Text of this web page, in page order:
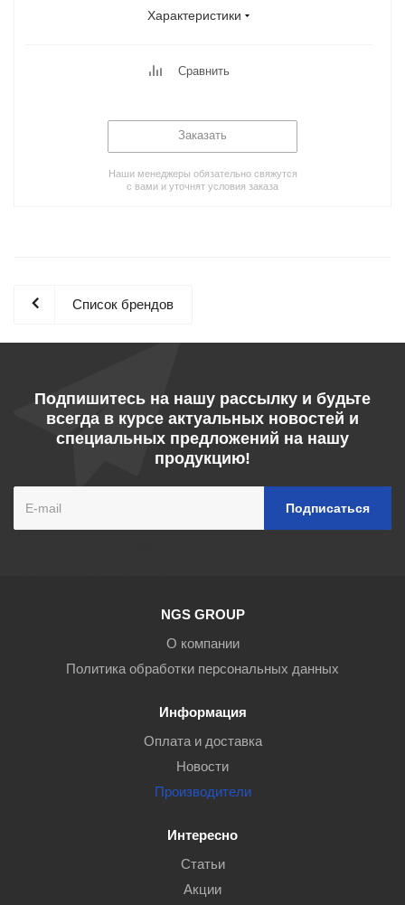
Характеристики
Сравнить
Заказать
Наши менеджеры обязательно свяжутся
с вами и уточнят условия заказа
Список брендов
Подпишитесь на нашу рассылку и будьте
всегда в курсе актуальных новостей и
специальных предложений на нашу
продукцию!
NGS GROUP
О компании
Политика обработки персональных данных
Информация
Оплата и доставка
Новости
Производители
Интересно
Статьи
Акции